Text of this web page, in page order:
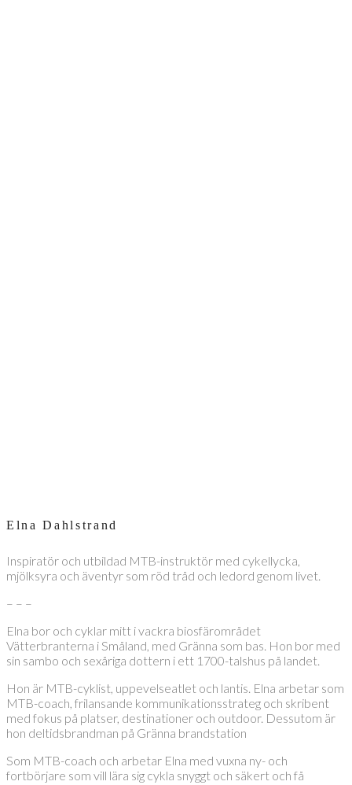
Elna Dahlstrand
Inspiratör och utbildad MTB-instruktör med cykellycka,
mjölksyra och äventyr som röd tråd och ledord genom livet.
– – –
Elna bor och cyklar mitt i vackra biosfärområdet
Vätterbranterna i Småland, med Gränna som bas. Hon bor med
sin sambo och sexåriga dottern i ett 1700-talshus på landet.
Hon är MTB-cyklist, uppevelseatlet och lantis. Elna arbetar som
MTB-coach, frilansande kommunikationsstrateg och skribent
med fokus på platser, destinationer och outdoor. Dessutom är
hon deltidsbrandman på Gränna brandstation
Som MTB-coach och arbetar Elna med vuxna ny- och
fortbörjare som vill lära sig cykla snyggt och säkert och få